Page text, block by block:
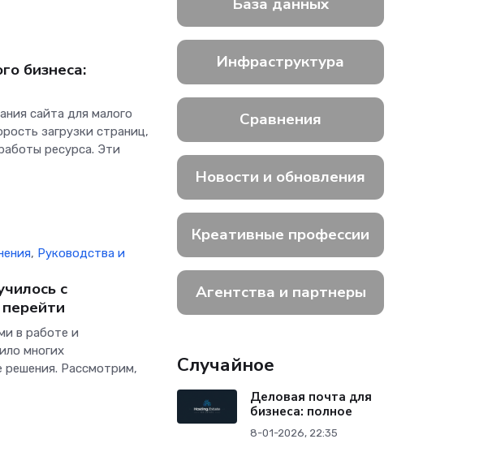
бизнеса:
сайта для малого
загрузки страниц,
ресурса. Эти
, Руководства и
с
в работе и
многих
решения. Рассмотрим,
Инфраструктура
Сравнения
Новости и обновления
Креативные профессии
Агентства и партнеры
Случайное
Деловая почта для
бизнеса: полное
8-01-2026, 22:35